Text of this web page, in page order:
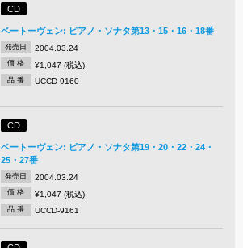
CD
ベートーヴェン: ピアノ・ソナタ第13・15・16・18番
発売日 2004.03.24
価 格 ¥1,047 (税込)
品 番 UCCD-9160
CD
ベートーヴェン: ピアノ・ソナタ第19・20・22・24・
25・27番
発売日 2004.03.24
価 格 ¥1,047 (税込)
品 番 UCCD-9161